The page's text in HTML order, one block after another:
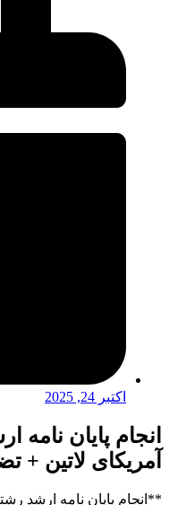
اکتبر 24, 2025
انجام پایان
آمریکای لاتین +
**انجام پایان نامه ارشد